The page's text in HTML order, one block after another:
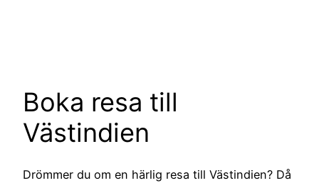
Boka resa till
Västindien
Drömmer du om en härlig resa till Västindien? Då